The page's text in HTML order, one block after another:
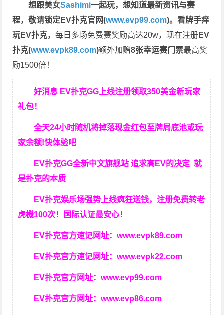
想跟美女Sashimi一起玩，想知道最新资讯与赛
程，敬请锁定EV扑克官网(www.evp99.com)。看牌手痒
玩EV扑克，每日多场免费赛奖励高达20w，现在注册EV
扑克(www.evpk89.com)额外加赠8张幸运赛门票最高奖
励1500倍！
好消息 EV扑克GG上线注册领取350美金新玩家
礼包！
全天24小时随机将掉落现金红包至牌局底池或玩
家余额!快体验吧
EV扑克GG全新中文旗舰站 追求高EV 的决定就
是扑克的本质
EV扑克娱乐场强势上线疯狂送钱，注册免费转老
虎機100次！国际认证最安心！
EV扑克官方速记网址：www.evpk89.com
EV扑克官方速记网址：www.evpk22.com
EV扑克官方网址：www.evp99.com
EV扑克官方网址：www.evp86.com